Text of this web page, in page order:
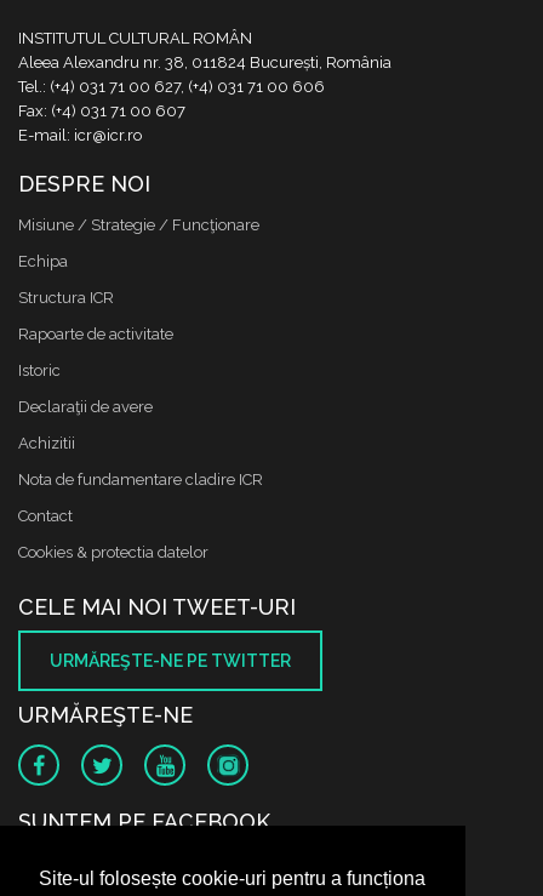
Site-ul folosește cookie-uri pentru a funcționa
INSTITUTUL CULTURAL ROMÂN
Aleea Alexandru nr. 38, 011824 București, România
Tel.: (+4) 031 71 00 627, (+4) 031 71 00 606
Fax: (+4) 031 71 00 607
E-mail: icr@icr.ro
DESPRE NOI
Misiune / Strategie / Funcţionare
Echipa
Structura ICR
Rapoarte de activitate
Istoric
Declaraţii de avere
Achizitii
Nota de fundamentare cladire ICR
Contact
Cookies & protectia datelor
CELE MAI NOI TWEET-URI
URMĂREŞTE-NE PE TWITTER
URMĂREŞTE-NE
SUNTEM PE FACEBOOK